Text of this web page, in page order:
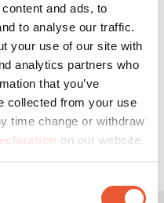
and ads, to
to analyse our traffic.
your use of our site with
analytics partners who
that you’ve
collected from your use
time change or withdraw
on our website.
in leefruimtes. En
het liefst ook zo
voor een tv
jouw eisen is belangrijk.
van de kamer staat
je kiest voor een
krijg je een